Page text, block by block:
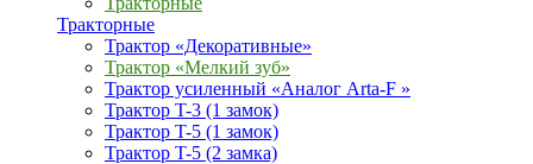
Тракторные
Трактор «Декоративные»
Трактор «Мелкий зуб»
Трактор усиленный «Аналог Arta-F »
Трактор T-3 (1 замок)
Трактор T-5 (1 замок)
Трактор T-5 (2 замка)